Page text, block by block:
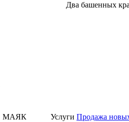
Два башенных
МАЯК
Услуги Продажа